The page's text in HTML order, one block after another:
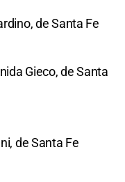
de Santa Fe
Gieco, de Santa
de Santa Fe